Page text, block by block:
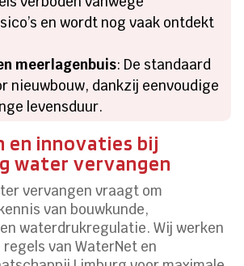
en wordt nog vaak ontdekt
meerlagenbuis: De standaard
nieuwbouw, dankzij eenvoudige
levensduur.
en innovaties bij
water vervangen
vervangen vraagt om
van bouwkunde,
waterdrukregulatie. Wij werken
van WaterNet en